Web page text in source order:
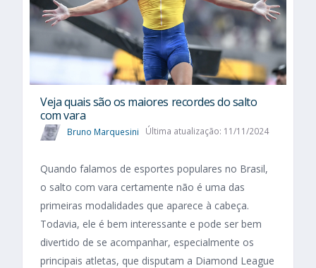
Veja quais são os maiores recordes do salto
com vara
Bruno Marquesini Última atualização: 11/11/2024
Quando falamos de esportes populares no Brasil,
o salto com vara certamente não é uma das
primeiras modalidades que aparece à cabeça.
Todavia, ele é bem interessante e pode ser bem
divertido de se acompanhar, especialmente os
principais atletas, que disputam a Diamond League